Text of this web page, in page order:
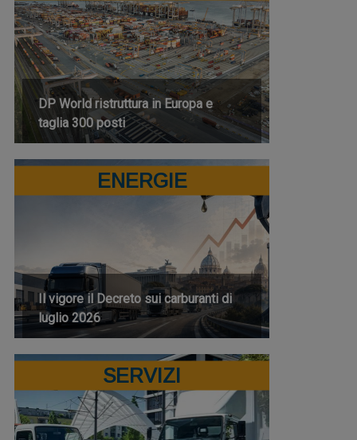
DP World ristruttura in Europa e
taglia 300 posti
ENERGIE
Il vigore il Decreto sui carburanti di
luglio 2026
SERVIZI